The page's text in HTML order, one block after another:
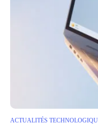
ACTUALITÉS